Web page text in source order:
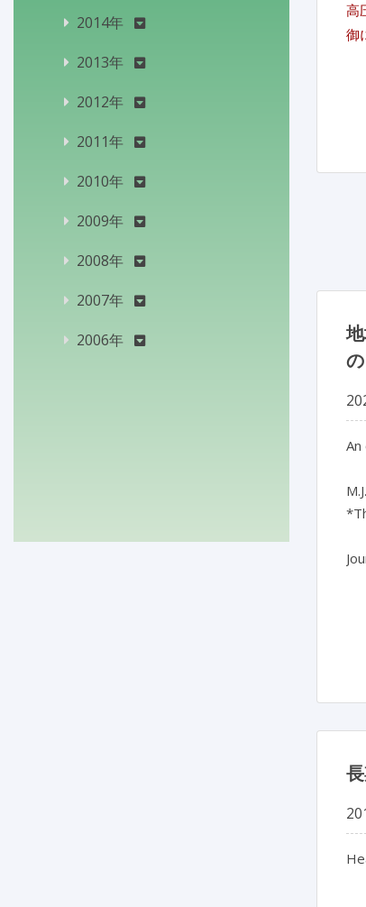
高
御
2014年
2013年
2012年
2011年
2010年
2009年
2008年
2007年
2006年